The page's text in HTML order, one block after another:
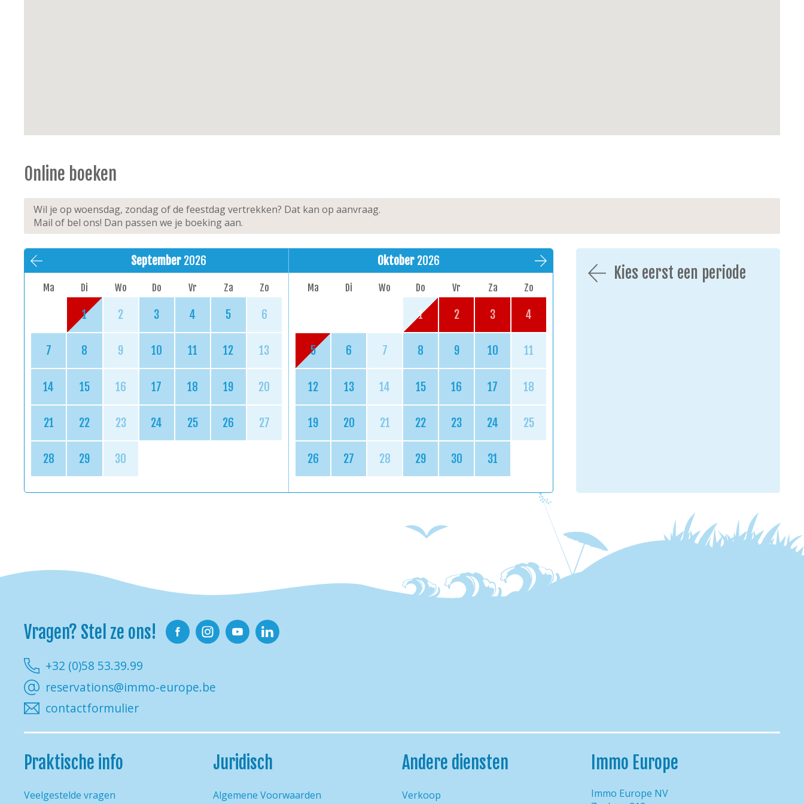
Online boeken
Wil je op woensdag, zondag of de feestdag vertrekken? Dat kan op aanvraag.
Mail of bel ons! Dan passen we je boeking aan.
September 2026
Ma Di Wo Do Vr Za Zo
1 2 3 4 5 6
7 8 9 10 11 12 13
14 15 16 17 18 19 20
21 22 23 24 25 26 27
28 29 30
Oktober 2026
Ma Di Wo Do Vr Za Zo
1 2 3 4
5 6 7 8 9 10 11
12 13 14 15 16 17 18
19 20 21 22 23 24 25
26 27 28 29 30 31
Kies eerst een periode
Vragen? Stel ze ons!
+32 (0)58 53.39.99
reservations@immo-europe.be
contactformulier
Praktische info
Veelgestelde vragen
Juridisch
Algemene Voorwaarden
Andere diensten
Verkoop
Immo Europe
Immo Europe NV